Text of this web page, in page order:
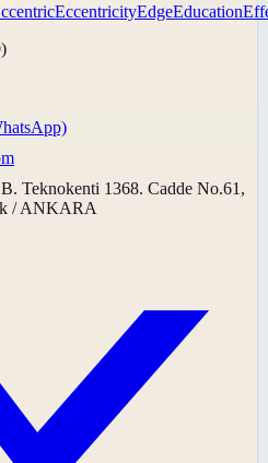
EccentricityEdgeEducation
Teknokenti 1368. Cadde No.61,
/ ANKARA